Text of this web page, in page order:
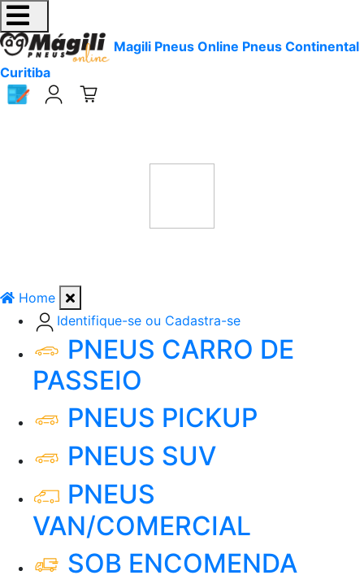
Magili Pneus Online Pneus Continental
Curitiba
Home
Identifique-se ou Cadastra-se
PNEUS CARRO DE
PASSEIO
PNEUS PICKUP
PNEUS SUV
PNEUS
VAN/COMERCIAL
SOB ENCOMENDA